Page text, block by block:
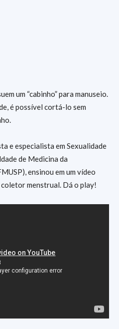
um “cabinho” para manuseio.
é possível cortá-lo sem
e especialista em Sexualidade
de Medicina da
ensinou em um vídeo
menstrual. Dá o play!